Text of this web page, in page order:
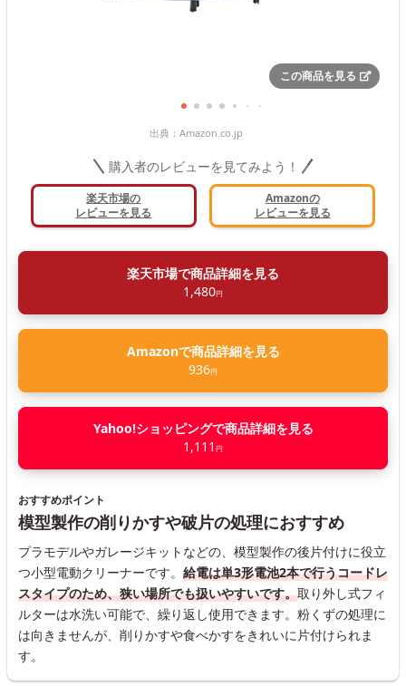
この商品を見る
出典： Amazon.co.jp
購入者のレビューを見てみよう！
楽天市場の
レビューを見る
Amazonの
レビューを見る
楽天市場で商品詳細を見る
1,480円
Amazonで商品詳細を見る
936円
Yahoo!ショッピングで商品詳細を見る
1,111 円
おすすめポイント
模型製作の削りかすや破片の処理におすすめ
プラモデルやガレージキットなどの、模型製作の後片付けに役立
つ小型電動クリーナーです。 給電は単3形電池2本で行うコードレ
スタイプのため、狭い場所でも扱いやすいです。取り外し式フィ
ルターは水洗い可能で、繰り返し使用できます。粉くずの処理に
は向きませんが、削りかすや食べかすをきれいに片付けられま
す。